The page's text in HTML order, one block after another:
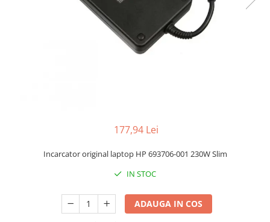
Incarcatoare laptop refurbished
Standuri și Coolere Laptop
Calculatoare GAMING
Calculatoare WORKSTATION
Componente PC NOI
177,94 Lei
Incarcator original laptop HP 693706-001 230W Slim
IN STOC
ADAUGA IN COS